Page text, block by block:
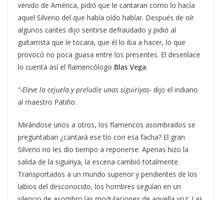
venido de América, pidió que le cantaran como lo hacía
aquel Silverio del que había oído hablar. Después de oír
algunos cantes dijo sentirse defraudado y pidió al
guitarrista que le tocara, que él lo iba a hacer, lo que
provocó no poca guasa entre los presentes. El desenlace
lo cuenta así el flamencólogo Blas Vega:
“-Eleve la cejuela y preludie unas siguiriyas- dijo el indiano
al maestro Patiño.
Mirándose unos a otros, los flamencos asombrados se
preguntaban ¿cantará ese tío con esa facha? El gran
Silverio no les dio tiempo a reponerse. Apenas hizo la
salida de la siguiriya, la escena cambió totalmente.
Transportados a un mundo superior y pendientes de los
labios del desconocido, los hombres seguían en un